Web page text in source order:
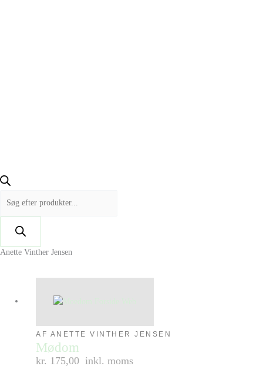
Anette Vinther Jensen
AF ANETTE VINTHER JENSEN
Mødom
kr. 175,00 inkl. moms